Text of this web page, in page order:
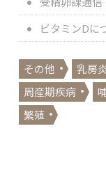
ビタミンDに
その他 乳房
周産期疾病
繁殖